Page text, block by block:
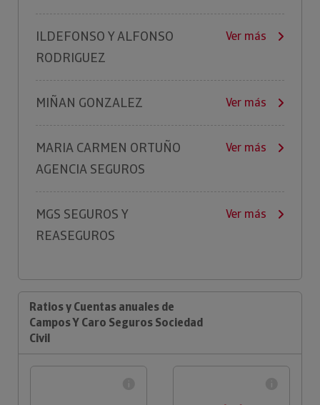
ILDEFONSO Y ALFONSO
RODRIGUEZ
Ver más
MIÑAN GONZALEZ Ver más
MARIA CARMEN ORTUÑO
AGENCIA SEGUROS
Ver más
MGS SEGUROS Y
REASEGUROS
Ver más
Ratios y Cuentas anuales de
Campos Y Caro Seguros Sociedad
Civil